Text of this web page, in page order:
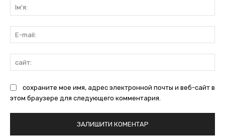
сохраните мое имя, адрес электронной почты и веб-сайт в
этом браузере для следующего комментария.